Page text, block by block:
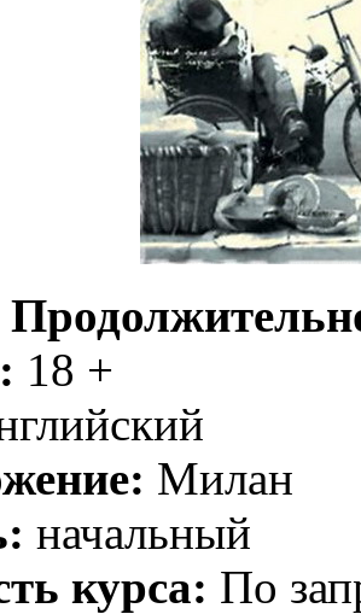
18 +
Милан
начальный
курса: По